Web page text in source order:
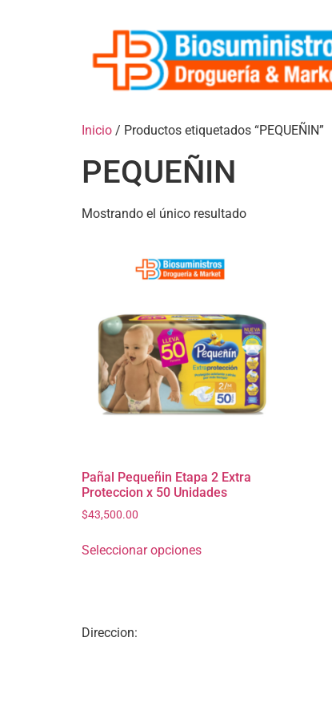
Inicio / Productos etiquetados “PEQUEÑIN”
PEQUEÑIN
Mostrando el único resultado
Pañal Pequeñin Etapa 2 Extra
Proteccion x 50 Unidades
$43,500.00
Seleccionar opciones
Direccion: